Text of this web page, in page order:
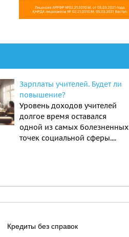
Зарплаты учителей. Будет ли
повышение?
Уровень доходов учителей
долгое время оставался
одной из самых болезненных
точек социальной сферы....
Кредиты без справок